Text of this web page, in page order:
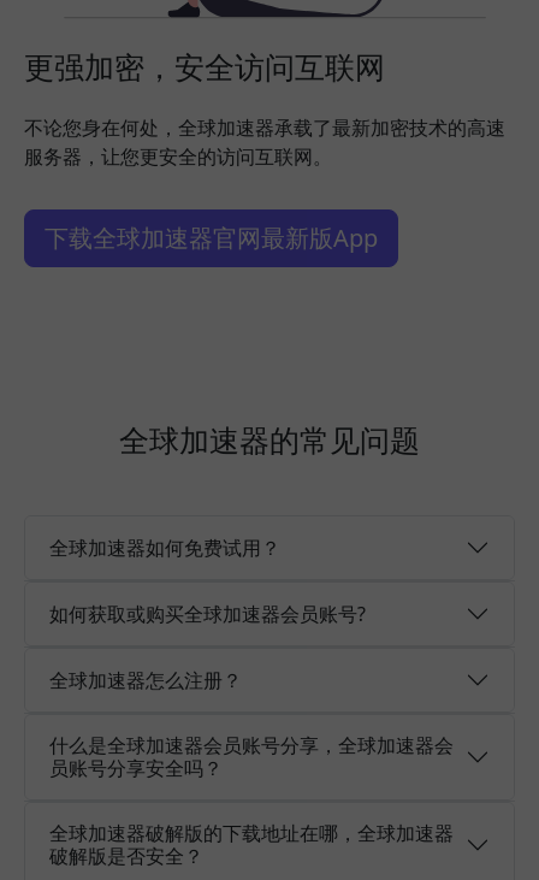
更强加密，安全访问互联网
不论您身在何处，全球加速器承载了最新加密技术的高速
服务器，让您更安全的访问互联网。
下载全球加速器官网最新版App
全球加速器的常见问题
全球加速器如何免费试用？
如何获取或购买全球加速器会员账号?
全球加速器怎么注册？
什么是全球加速器会员账号分享，全球加速器会
员账号分享安全吗？
全球加速器破解版的下载地址在哪，全球加速器
破解版是否安全？